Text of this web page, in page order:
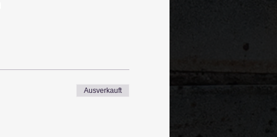
Ausverkauft